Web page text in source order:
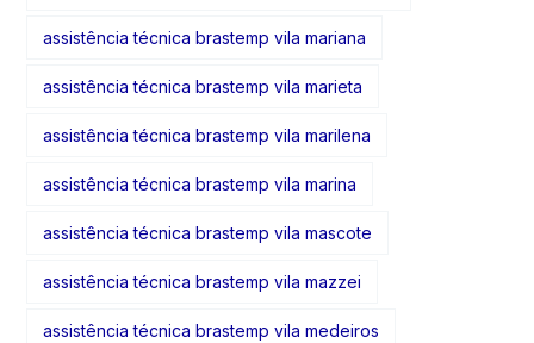
assistência técnica brastemp vila mariana
assistência técnica brastemp vila marieta
assistência técnica brastemp vila marilena
assistência técnica brastemp vila marina
assistência técnica brastemp vila mascote
assistência técnica brastemp vila mazzei
assistência técnica brastemp vila medeiros